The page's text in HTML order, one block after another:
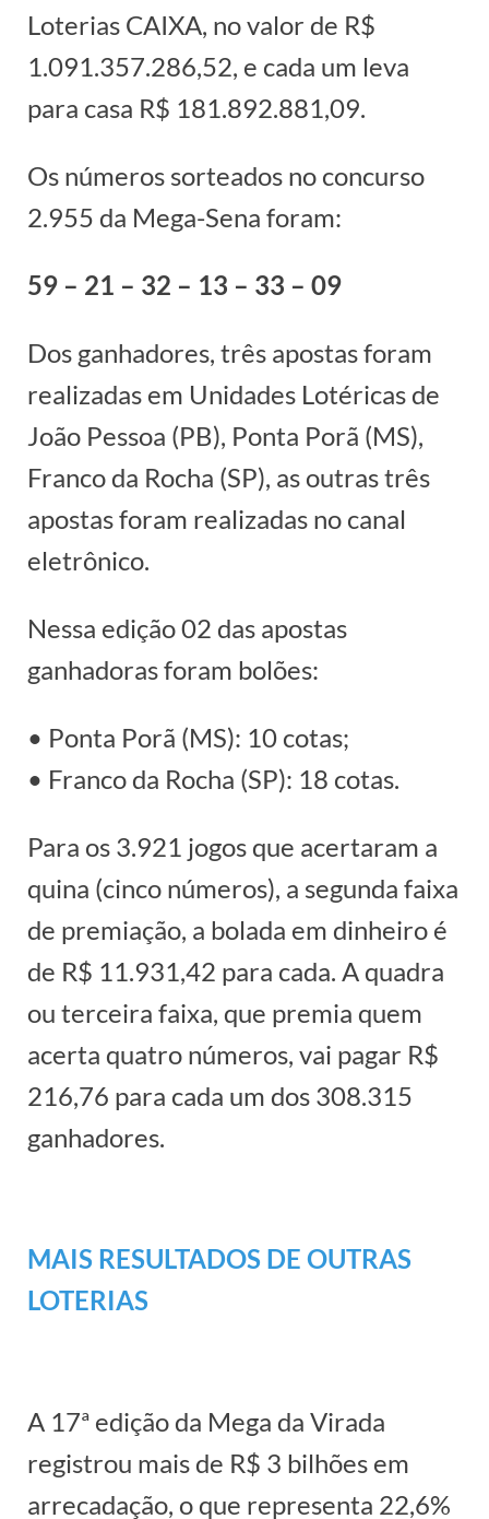
Loterias CAIXA, no valor de R$
1.091.357.286,52, e cada um leva
para casa R$ 181.892.881,09.
Os números sorteados no concurso
2.955 da Mega-Sena foram:
59 – 21 – 32 – 13 – 33 – 09
Dos ganhadores, três apostas foram
realizadas em Unidades Lotéricas de
João Pessoa (PB), Ponta Porã (MS),
Franco da Rocha (SP), as outras três
apostas foram realizadas no canal
eletrônico.
Nessa edição 02 das apostas
ganhadoras foram bolões:
• Ponta Porã (MS): 10 cotas;
• Franco da Rocha (SP): 18 cotas.
Para os 3.921 jogos que acertaram a
quina (cinco números), a segunda faixa
de premiação, a bolada em dinheiro é
de R$ 11.931,42 para cada. A quadra
ou terceira faixa, que premia quem
acerta quatro números, vai pagar R$
216,76 para cada um dos 308.315
ganhadores.
MAIS RESULTADOS DE OUTRAS
LOTERIAS
A 17ª edição da Mega da Virada
registrou mais de R$ 3 bilhões em
arrecadação, o que representa 22,6%